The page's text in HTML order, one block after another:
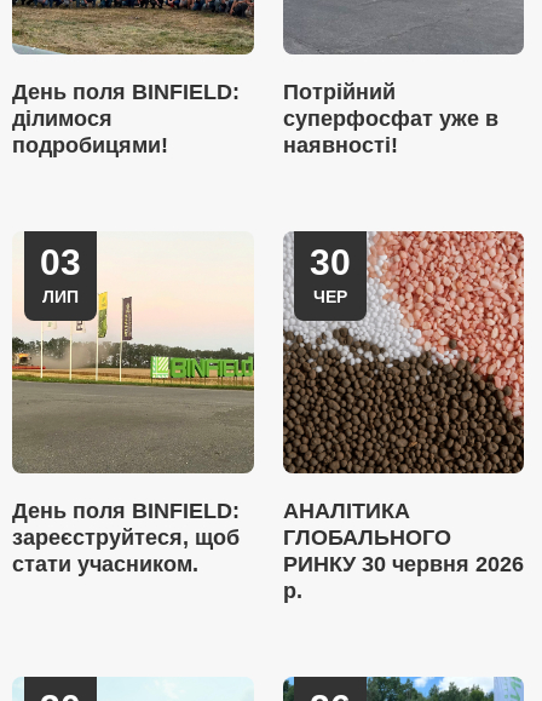
День поля BINFIELD:
ділимося
подробицями!
Потрійний
суперфосфат уже в
наявності!
03
ЛИП
День поля BINFIELD:
зареєструйтеся, щоб
стати учасником.
30
ЧЕР
АНАЛІТИКА
ГЛОБАЛЬНОГО
РИНКУ 30 червня 2026
р.